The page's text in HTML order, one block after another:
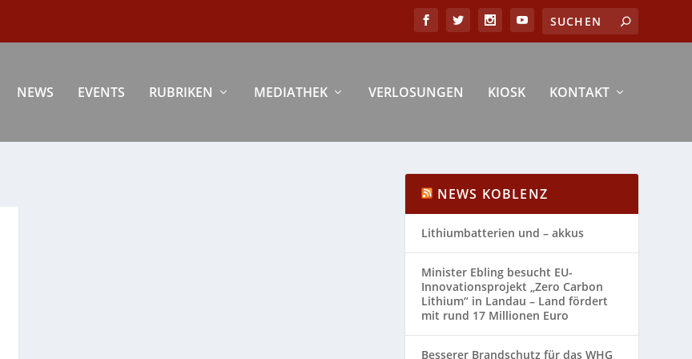
NEWS EVENTS RUBRIKEN MEDIATHEK VERLOSUNGEN KIOSK KONTAKT
NEWS KOBLENZ
Lithiumbatterien und – akkus
Minister Ebling besucht EU-
Innovationsprojekt „Zero Carbon
Lithium“ in Landau – Land fördert
mit rund 17 Millionen Euro
Besserer Brandschutz für das WHG